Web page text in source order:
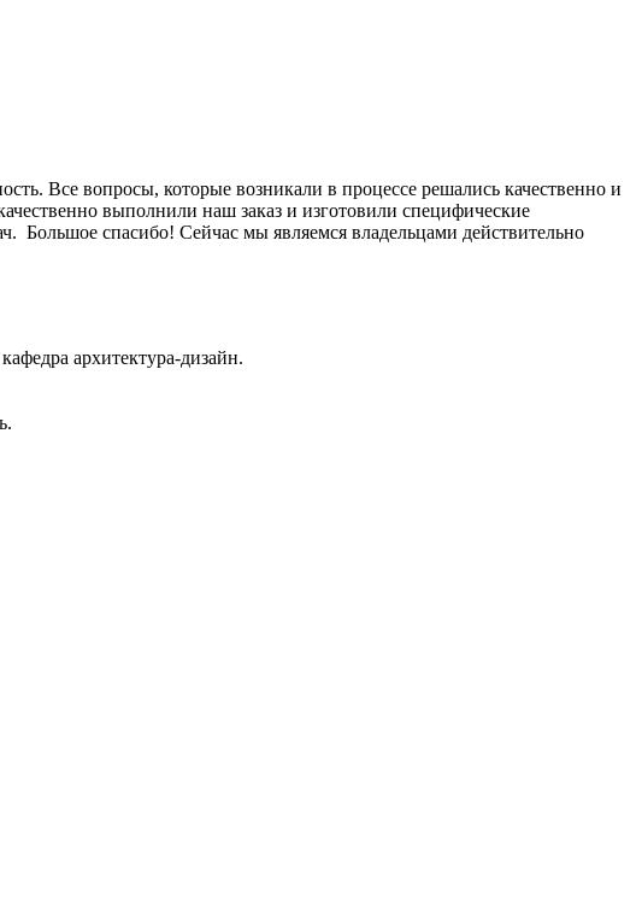
Все вопросы, которые возникали в процессе решались качественно и
выполнили наш заказ и изготовили специфические
Большое спасибо! Сейчас мы являемся владельцами действительно
архитектура-дизайн.